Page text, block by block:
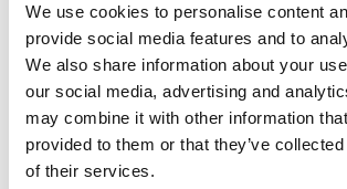
We use cookies to personalise content
provide social media features and to
We also share information about your
our social media, advertising and
may combine it with other information
provided to them or that they’ve
of their services.
Στόχος αυτού του σεμιναρίου είναι να
εκπαιδευτικούς σε νέες διαδραστικές και
μεθοδολογίες μάθησης όπως είναι το
ΒΑΣΙΚΑ ΣΗΜΕΙΑ: